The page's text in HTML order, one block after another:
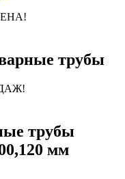
трубы
трубы
мм